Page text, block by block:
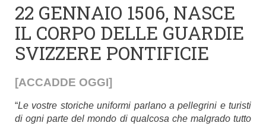
22 GENNAIO 1506, NASCE
IL CORPO DELLE GUARDIE
SVIZZERE PONTIFICIE
[ACCADDE OGGI]
“Le vostre storiche uniformi parlano a pellegrini e turisti
di ogni parte del mondo di qualcosa che malgrado tutto